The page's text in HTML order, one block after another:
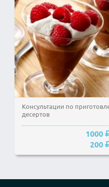
Консультации по
десертов
1000
200